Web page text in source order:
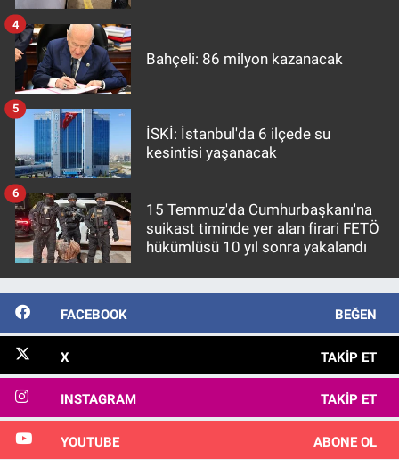
Bahçeli: 86 milyon kazanacak
4
İSKİ: İstanbul'da 6 ilçede su
kesintisi yaşanacak
5
15 Temmuz'da Cumhurbaşkanı'na
suikast timinde yer alan firari FETÖ
hükümlüsü 10 yıl sonra yakalandı
6
FACEBOOK BEĞEN
X TAKIP ET
INSTAGRAM TAKIP ET
YOUTUBE ABONE OL